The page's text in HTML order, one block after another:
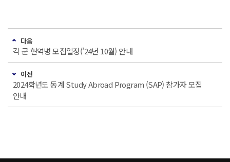
다음
각 군 현역병 모집일정('24년 10월) 안내
이전
2024학년도 동계 Study Abroad Program (SAP) 참가자 모집
안내